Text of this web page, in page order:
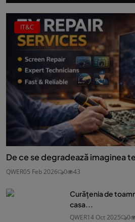
IT&C
De ce se degradează imaginea
QWER05 Feb 2026 0 43
Curățenia de
casa...
QWER14 Oct 2025 0